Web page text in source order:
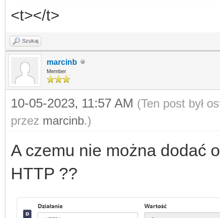
<t></t>
Szukaj
marcinb
Member
10-05-2023, 11:57 AM (Ten post był
przez marcinb.)
A czemu nie można dodać
HTTP ??